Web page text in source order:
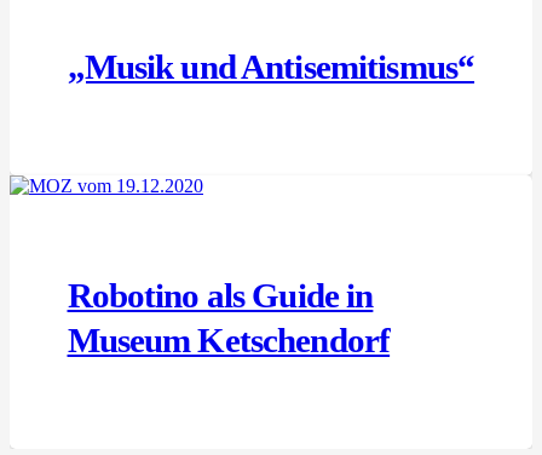
„Musik und Antisemitismus“
Robotino als Guide in
Museum Ketschendorf